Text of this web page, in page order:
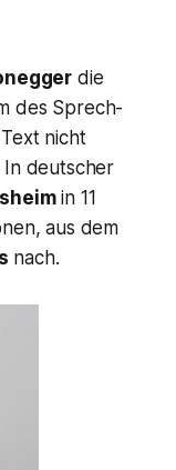
die
des Sprech-
nicht
deutscher
in 11
aus dem
nach.